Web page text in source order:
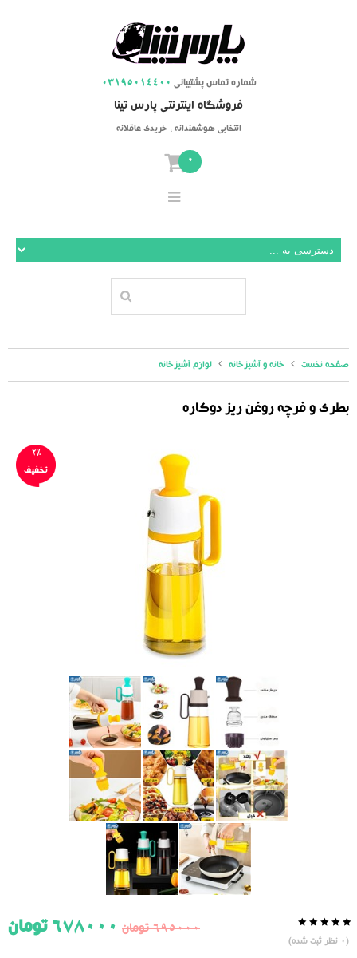
03195014400 شماره تماس پشتیبانی
فروشگاه اینترنتی پارس تینا
انتخابی هوشمندانه ، خریدی عاقلانه
0
صفحه نخست خانه و آشپزخانه لوازم آشپزخانه
بطری و فرچه روغن ریز دوکاره
2%
تخفیف
از
50
(
0 نظر ثبت شده)
695000تومان 678000 تومان